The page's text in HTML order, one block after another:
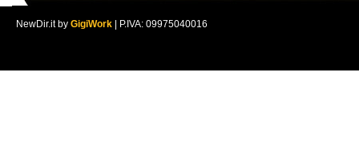
NewDir.it by GigiWork | P.IVA: 09975040016